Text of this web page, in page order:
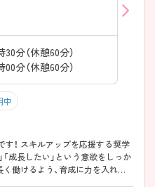
分（休憩60分）
分（休憩60分）
中
！ スキルアップを応援する奨学
成長したい」という意欲をしっか
働けるよう、育成に力を入れて